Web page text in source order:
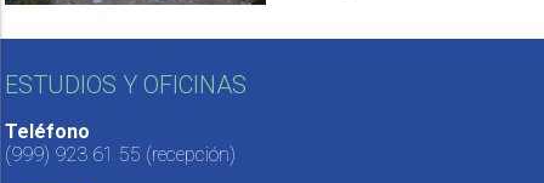
ESTUDIOS Y OFICINAS
Teléfono
(999) 923 61 55 (recepción)